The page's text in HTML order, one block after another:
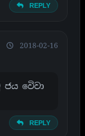
REPLY
2018-02-16
වෙිවා
REPLY